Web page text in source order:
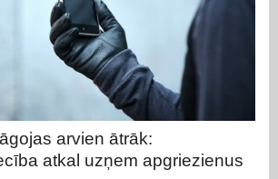
arvien ātrāk:
atkal uzņem apgriezienus